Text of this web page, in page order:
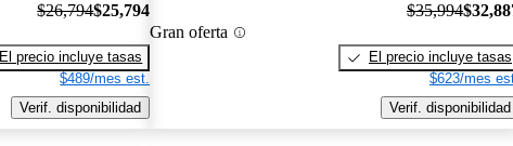
$26,794$25,794
El precio incluye tasas
$489/mes est.
Verif. disponibilidad
Gran oferta
$35,994
El precio incluye tasas
$623/mes
Verif. disponibilidad